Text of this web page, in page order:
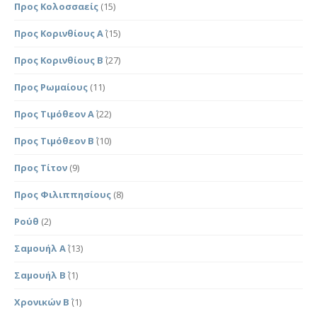
Προς Κολοσσαείς (15)
Προς Κορινθίους Α΄(15)
Προς Κορινθίους Β΄ (27)
Προς Ρωμαίους (11)
Προς Τιμόθεον Α΄(22)
Προς Τιμόθεον Β΄ (10)
Προς Τίτον (9)
Προς Φιλιππησίους (8)
Ρούθ (2)
Σαμουήλ Α΄(13)
Σαμουήλ Β΄ (1)
Χρονικών Β΄ (1)